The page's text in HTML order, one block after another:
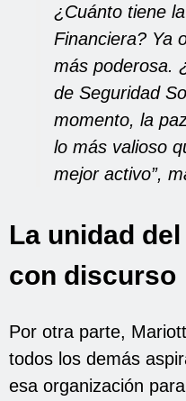
¿Cuánto tiene
Financiera? Ya
más poderosa.
de Seguridad
momento, la
lo más valioso
mejor activo”,
La unidad
con discurso
Por otra parte,
todos los demás
esa organización